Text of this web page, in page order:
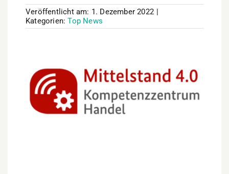
Veröffentlicht am: 1. Dezember 2022 |
Kategorien:Top News